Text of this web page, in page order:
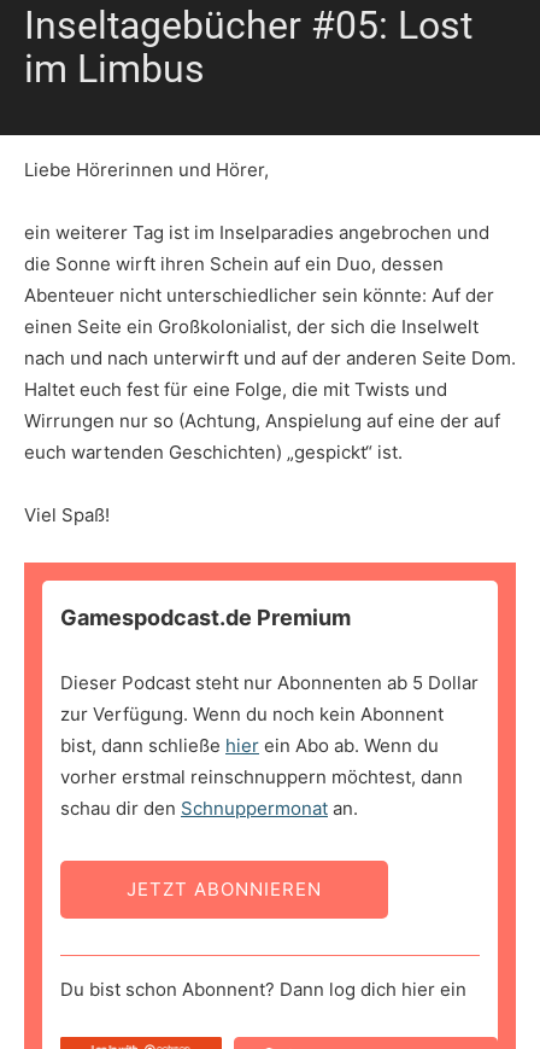
Inseltagebücher #05: Lost
im Limbus
Liebe Hörerinnen und Hörer,
ein weiterer Tag ist im Inselparadies angebrochen und
die Sonne wirft ihren Schein auf ein Duo, dessen
Abenteuer nicht unterschiedlicher sein könnte: Auf der
einen Seite ein Großkolonialist, der sich die Inselwelt
nach und nach unterwirft und auf der anderen Seite Dom.
Haltet euch fest für eine Folge, die mit Twists und
Wirrungen nur so (Achtung, Anspielung auf eine der auf
euch wartenden Geschichten) „gespickt“ ist.
Viel Spaß!
Gamespodcast.de Premium
Dieser Podcast steht nur Abonnenten ab 5 Dollar
zur Verfügung. Wenn du noch kein Abonnent
bist, dann schließe hier ein Abo ab. Wenn du
vorher erstmal reinschnuppern möchtest, dann
schau dir den Schnuppermonat an.
JETZT ABONNIEREN
Du bist schon Abonnent? Dann log dich hier ein